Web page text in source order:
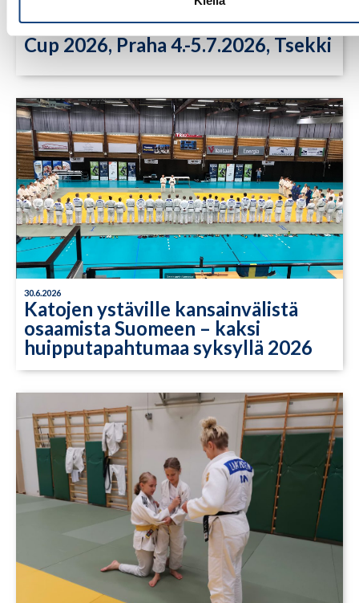
Tuomariraportti, Junior European
Cup 2026, Praha 4.-5.7.2026, Tsekki
30.6.2026
Katojen ystäville kansainvälistä
osaamista Suomeen – kaksi
huipputapahtumaa syksyllä 2026